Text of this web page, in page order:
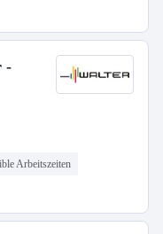
-
Arbeitszeiten